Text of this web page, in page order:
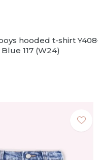
hooded t-shirt
117 (W24)